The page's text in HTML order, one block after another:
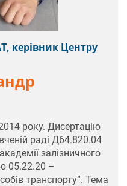
керівник Центру
року. Дисертацію
раді Д64.820.04
залізничного
05.22.20 –
транспорту”. Тема